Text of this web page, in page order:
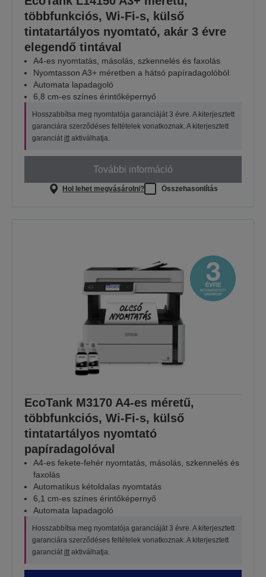
többfunkciós, Wi-Fi-s, külső
tintatartályos nyomtató, akár 3 évre
elegendő tintával
A4-es nyomtatás, másolás, szkennelés és faxolás
Nyomtasson A3+ méretben a hátsó papíradagolóból
Automata lapadagoló
6,8 cm-es színes érintőképernyő
Hosszabbítsa meg nyomtatója garanciáját 3 évre. A kiterjesztett
garanciára szerződéses feltételek vonatkoznak. A kiterjesztett
garanciát itt aktiválhatja.
További információ
Hol lehet megvásárolni? Összehasonlítás
EcoTank M3170 A4-es méretű,
többfunkciós, Wi-Fi-s, külső
tintatartályos nyomtató
papíradagolóval
A4-es fekete-fehér nyomtatás, másolás, szkennelés és
faxolás
Automatikus kétoldalas nyomtatás
6,1 cm-es színes érintőképernyő
Automata lapadagoló
Hosszabbítsa meg nyomtatója garanciáját 3 évre. A kiterjesztett
garanciára szerződéses feltételek vonatkoznak. A kiterjesztett
garanciát itt aktiválhatja.